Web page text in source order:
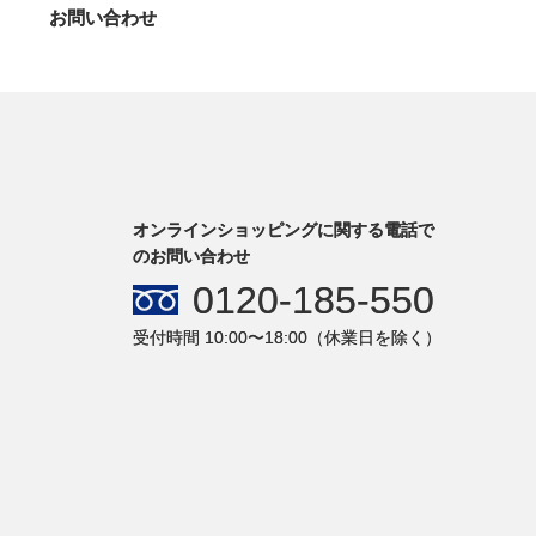
お問い合わせ
オンラインショッピングに関する電話で
のお問い合わせ
0120-185-550
受付時間 10:00〜18:00（休業日を除く）